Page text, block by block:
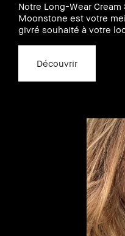
Notre Long-Wear
Moonstone est votre
givré souhaité à votre
Découvrir